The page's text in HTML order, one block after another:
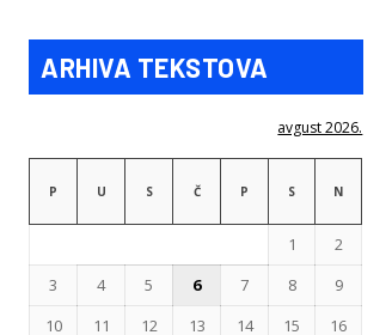
ARHIVA TEKSTOVA
avgust 2026.
P U S Č P S N
1
2
3
4 5 6 7 8
9
10
11 12 13 14 15
16